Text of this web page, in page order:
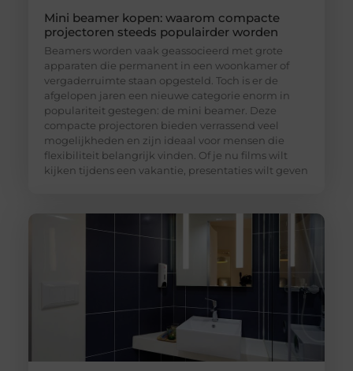
Mini beamer kopen: waarom compacte
projectoren steeds populairder worden
Beamers worden vaak geassocieerd met grote
apparaten die permanent in een woonkamer of
vergaderruimte staan opgesteld. Toch is er de
afgelopen jaren een nieuwe categorie enorm in
populariteit gestegen: de mini beamer. Deze
compacte projectoren bieden verrassend veel
mogelijkheden en zijn ideaal voor mensen die
flexibiliteit belangrijk vinden. Of je nu films wilt
kijken tijdens een vakantie, presentaties wilt geven